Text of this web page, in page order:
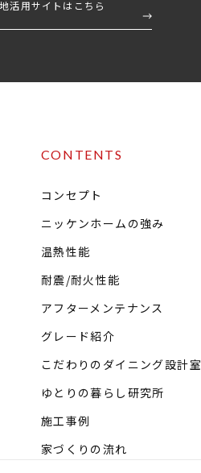
活用サイトはこちら
CONTENTS
コンセプト
ニッケンホームの強み
温熱性能
耐震/耐火性能
アフターメンテナンス
グレード紹介
こだわりのダイニング設計室
ゆとりの暮らし研究所
施工事例
家づくりの流れ